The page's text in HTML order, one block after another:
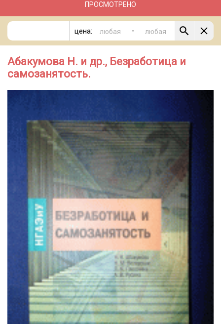
ПРОСМОТРЕНО
цена: -
Абакумова Н. и др., Безработица и
самозанятость.